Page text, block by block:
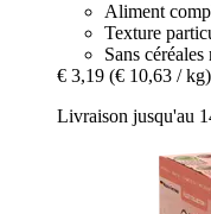
Aliment
Texture
Sans céréales
€ 3,19 (€ 10,63 / kg)
Livraison jusqu'au